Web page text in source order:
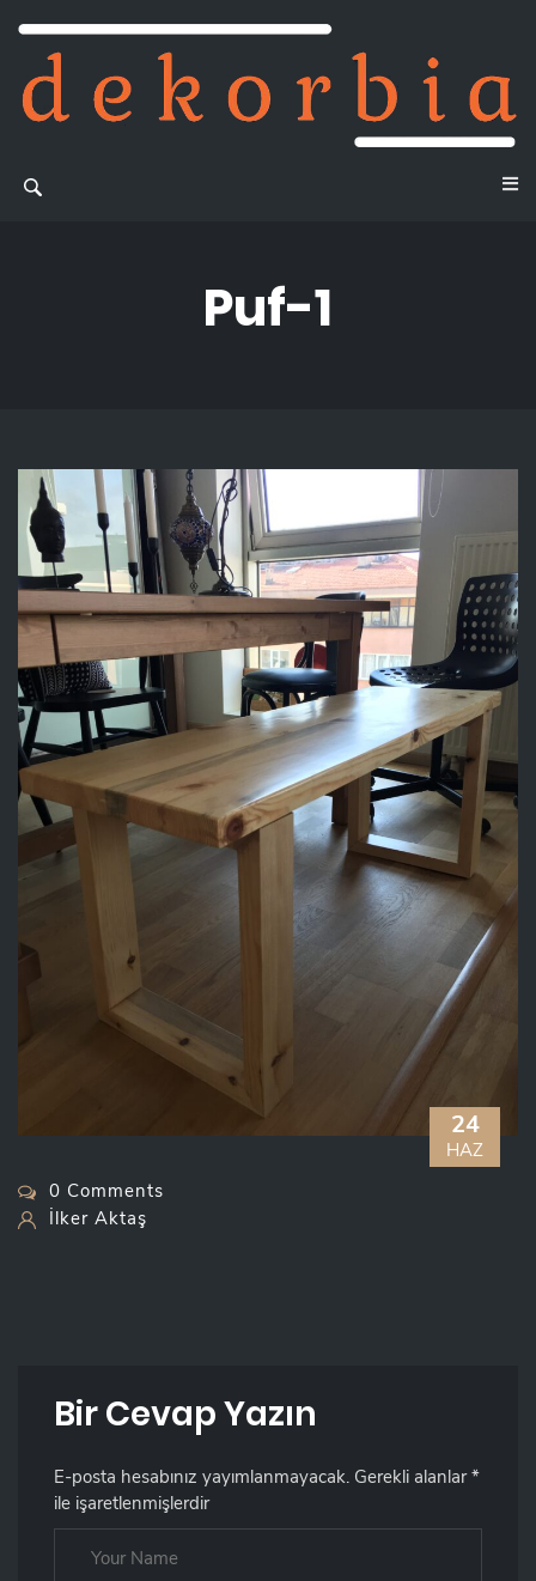
Puf-1
24
HAZ
0 Comments
İlker Aktaş
Bir Cevap Yazın
E-posta hesabınız yayımlanmayacak. Gerekli alanlar*
ile işaretlenmişlerdir